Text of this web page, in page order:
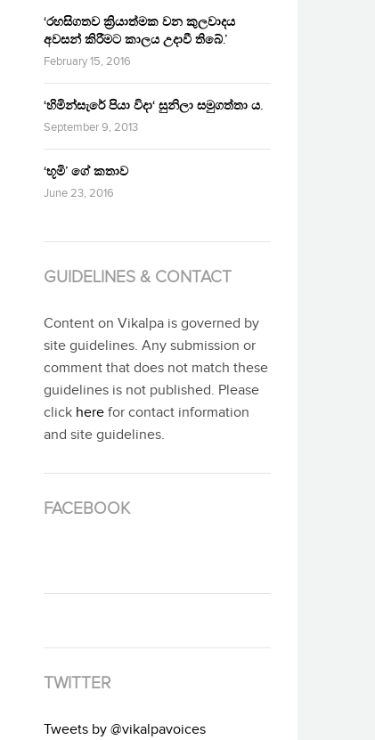
‘රහසිගතව ක්‍රියාත්මක වන කුලවාදය
අවසන් කිරීමට කාලය උදාවී තිබේ.’
February 15, 2016
‘හිමින්සැරේ පියා විදා‘ සුනිලා සමුගත්තා ය.
September 9, 2013
‘භූමි’ ගේ කතාව
June 23, 2016
GUIDELINES & CONTACT
Content on Vikalpa is governed by
site guidelines. Any submission or
comment that does not match these
guidelines is not published. Please
click here for contact information
and site guidelines.
FACEBOOK
TWITTER
Tweets by @vikalpavoices